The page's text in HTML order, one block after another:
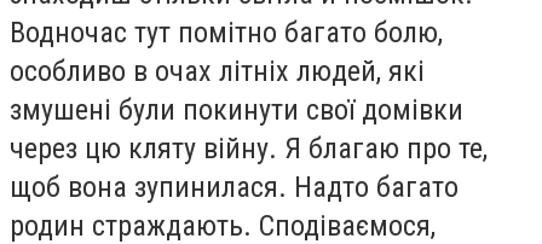
Водночас тут помітно багато болю,
особливо в очах літніх людей, які
змушені були покинути свої домівки
через цю кляту війну. Я благаю про те,
щоб вона зупинилася. Надто багато
родин страждають. Сподіваємося,